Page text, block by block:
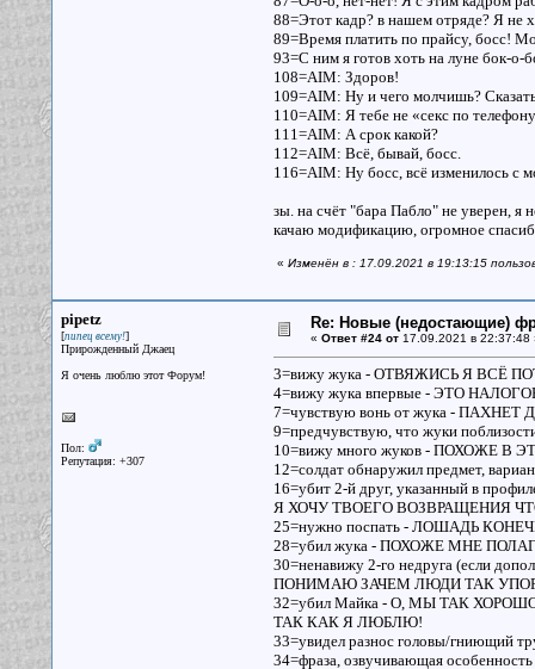
88=Этот кадр? в нашем отряде? Я не
89=Время платить по прайсу, босс!
93=С ним я готов хоть на луне бок-о-
108=AIM: Здоров!
109=AIM: Ну и чего молчишь?
110=AIM: Я тебе не «секс по
111=AIM: А срок какой?
112=AIM: Всё, бывай, босс.
116=AIM: Ну босс, всё изменилось с
зы. на счёт "бара Пабло" не уверен, я
качаю модификацию, огромное
« Изменён в : 17.09.2021 в 19:13:15
pipetz
[пипец всему!]
Прирожденный Джаец
Я очень люблю этот Форум!
Пол:
Репутация: +307
Re: Новые (недостающие)
« Ответ #24 от17.09.2021 в 22:37:48
3=вижу жука - ОТВЯЖИСЬ Я ВСЁ
4=вижу жука впервые - ЭТО
7=чувствую вонь от жука -
9=предчувствую, что жуки
10=вижу много жуков - ПОХОЖЕ
12=солдат обнаружил предмет,
16=убит 2-й друг, указанный в
Я ХОЧУ ТВОЕГО ВОЗВРАЩЕНИЯ
25=нужно поспать - ЛОШАДЬ
28=убил жука - ПОХОЖЕ МНЕ
30=ненавижу 2-го недруга (если
ПОНИМАЮ ЗАЧЕМ ЛЮДИ ТАК
32=убил Майка - О, МЫ ТАК
ТАК КАК Я ЛЮБЛЮ!
33=увидел разнос головы/
34=фраза, озвучивающая